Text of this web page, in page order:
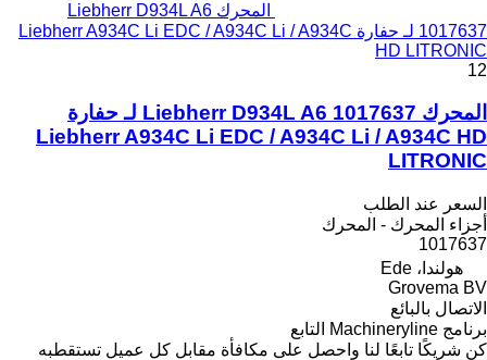
المحرك Liebherr D934L A6
1017637 لـ حفارة Liebherr A934C Li EDC / A934C Li / A934C
HD LITRONIC
12
المحرك Liebherr D934L A6 1017637 لـ حفارة
Liebherr A934C Li EDC / A934C Li / A934C HD
LITRONIC
السعر عند الطلب
أجزاء المحرك - المحرك
1017637
هولندا، Ede
Grovema BV
الاتصال بالبائع
برنامج Machineryline التابع
كن شريكًا تابعًا لنا واحصل على مكافأة مقابل كل عميل تستقطبه